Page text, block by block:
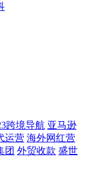
跨境导航 亚马逊
运营 海外网红营
团 外贸收款 盛世